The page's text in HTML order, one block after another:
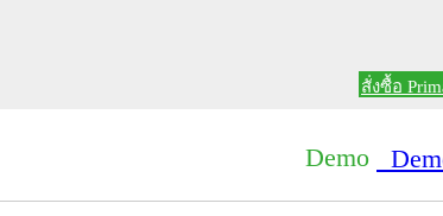
สั่งซื้อ
Demo